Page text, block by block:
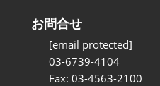
お問合せ
[email protected]
03-6739-4104
Fax: 03-4563-2100